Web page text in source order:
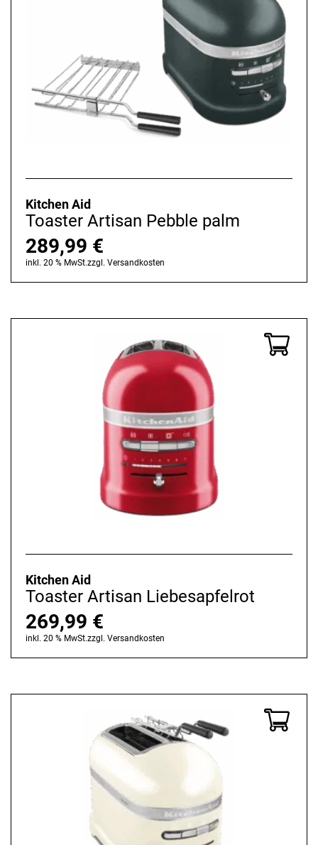
Kitchen Aid
Toaster Artisan Pebble palm
289,99 €
inkl. 20 % MwSt.zzgl. Versandkosten
Kitchen Aid
Toaster Artisan Liebesapfelrot
269,99 €
inkl. 20 % MwSt.zzgl. Versandkosten